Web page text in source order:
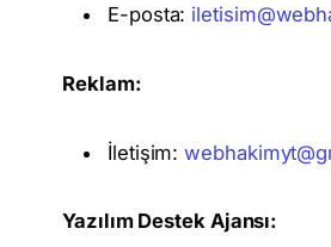
E-posta:
Reklam:
İletişim:
Yazılım Destek Ajansı: